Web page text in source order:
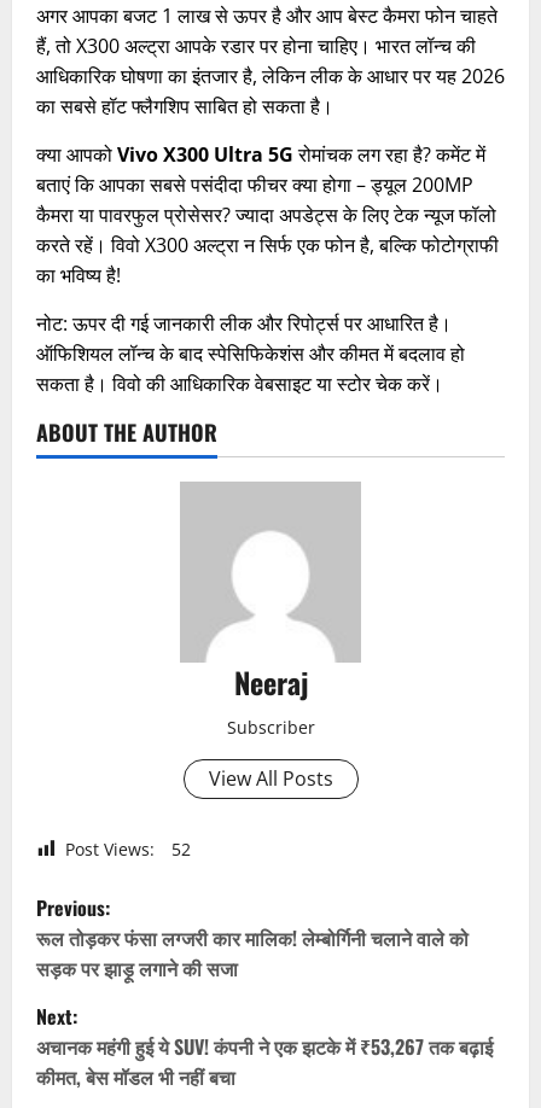
अगर आपका बजट 1 लाख से ऊपर है और आप बेस्ट कैमरा फोन चाहते
हैं, तो X300 अल्ट्रा आपके रडार पर होना चाहिए। भारत लॉन्च की
आधिकारिक घोषणा का इंतजार है, लेकिन लीक के आधार पर यह 2026
का सबसे हॉट फ्लैगशिप साबित हो सकता है।
क्या आपकोVivo X300 Ultra 5Gरोमांचक लग रहा है? कमेंट में
बताएं कि आपका सबसे पसंदीदा फीचर क्या होगा – ड्यूल 200MP
कैमरा या पावरफुल प्रोसेसर? ज्यादा अपडेट्स के लिए टेक न्यूज फॉलो
करते रहें। विवो X300 अल्ट्रा न सिर्फ एक फोन है, बल्कि फोटोग्राफी
का भविष्य है!
नोट: ऊपर दी गई जानकारी लीक और रिपोर्ट्स पर आधारित है।
ऑफिशियल लॉन्च के बाद स्पेसिफिकेशंस और कीमत में बदलाव हो
सकता है। विवो की आधिकारिक वेबसाइट या स्टोर चेक करें।
ABOUT THE AUTHOR
Neeraj
Subscriber
View All Posts
Post Views: 52
P
o
s
t
Previous:
रूल तोड़कर फंसा लग्जरी कार मालिक! लेम्बोर्गिनी चलाने वाले को
सड़क पर झाड़ू लगाने की सजा
Next:
अचानक महंगी हुई ये SUV! कंपनी ने एक झटके में ₹53,267 तक बढ़ाई
कीमत, बेस मॉडल भी नहीं बचा